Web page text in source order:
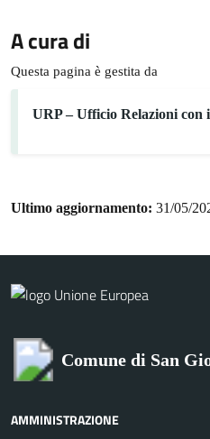
A cura di
Questa pagina è gestita da
URP – Ufficio Relazioni con
Ultimo aggiornamento: 31/05/
Comune di San
AMMINISTRAZIONE